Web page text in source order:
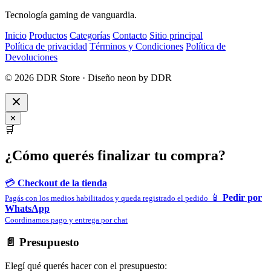
Tecnología gaming de vanguardia.
Inicio Productos Categorías Contacto Sitio principal
Política de privacidad Términos y Condiciones Política de
Devoluciones
© 2026 DDR Store · Diseño neon by DDR
✕
🛒
¿Cómo querés finalizar tu compra?
💳 Checkout de la tienda
Pagás con los medios habilitados y queda registrado el pedido 📱 Pedir por
WhatsApp
Coordinamos pago y entrega por chat
📄 Presupuesto
Elegí qué querés hacer con el presupuesto: